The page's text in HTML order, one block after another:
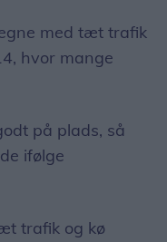
med tæt trafik
hvor mange
på plads, så
ifølge
trafik og kø